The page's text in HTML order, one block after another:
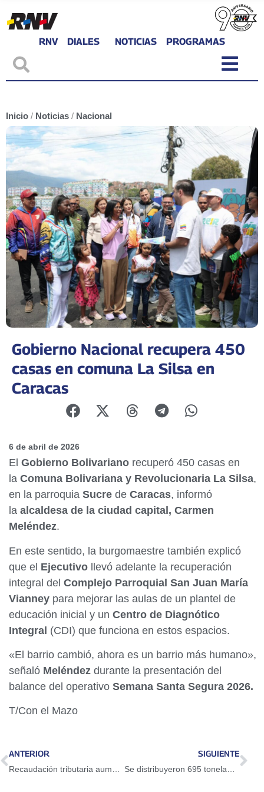
RNV DIALES NOTICIAS PROGRAMAS
Inicio / Noticias / Nacional
Gobierno Nacional recupera 450
casas en comuna La Silsa en
Caracas
6 de abril de 2026
El Gobierno Bolivariano recuperó 450 casas en
la Comuna Bolivariana y Revolucionaria La Silsa,
en la parroquia Sucre de Caracas, informó
la alcaldesa de la ciudad capital, Carmen
Meléndez.
En este sentido, la burgomaestre también explicó
que el Ejecutivo llevó adelante la recuperación
integral del Complejo Parroquial San Juan María
Vianney para mejorar las aulas de un plantel de
educación inicial y un Centro de Diagnótico
Integral (CDI) que funciona en estos espacios.
«El barrio cambió, ahora es un barrio más humano»,
señaló Meléndez durante la presentación del
balance del operativo Semana Santa Segura 2026.
T/Con el Mazo
ANTERIOR SIGUIENTE